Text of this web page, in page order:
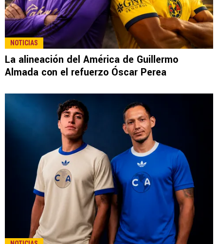
NOTICIAS
La alineación del América de Guillermo
Almada con el refuerzo Óscar Perea